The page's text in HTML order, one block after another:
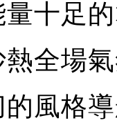
量十足
全場
風格